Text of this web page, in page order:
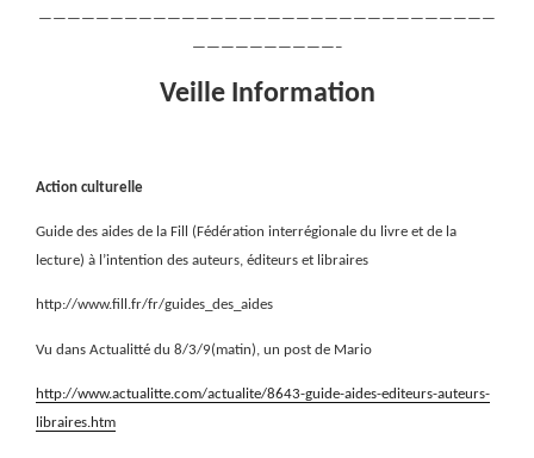
————————————————————————————————
——————————–
Veille Information
Action culturelle
Guide des aides de la Fill (Fédération interrégionale du livre et de la
lecture) à l’intention des auteurs, éditeurs et libraires
http://www.fill.fr/fr/guides_des_aides
Vu dans Actualitté du 8/3/9(matin), un post de Mario
http://www.actualitte.com/actualite/8643-guide-aides-editeurs-auteurs-
libraires.htm